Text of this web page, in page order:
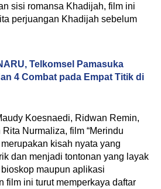
sisi romansa Khadijah, film ini
perjuangan Khadijah sebelum
Telkomsel Pamasuka
4 Combat pada Empat Titik di
Koesnaedi, Ridwan Remin,
Nurmaliza, film “Merindu
kisah nyata yang
dan menjadi tontonan yang layak
maupun aplikasi
film ini turut memperkaya daftar